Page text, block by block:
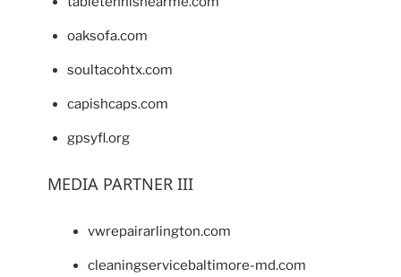
oaksofa.com
soultacohtx.com
capishcaps.com
gpsyfl.org
MEDIA PARTNER III
vwrepairarlington.com
cleaningservicebaltimore-md.com